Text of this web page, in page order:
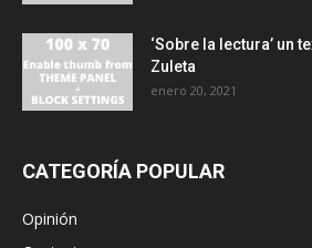
‘Sobre la lectura’ un
Zuleta
enero 20, 2021
CATEGORÍA POPULAR
Opinión